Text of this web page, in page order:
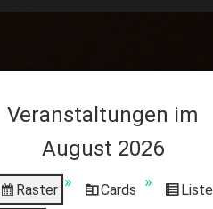
Veranstaltungen im
August 2026
Anzeigen
Raster
View
Cards
Ansicht
Liste